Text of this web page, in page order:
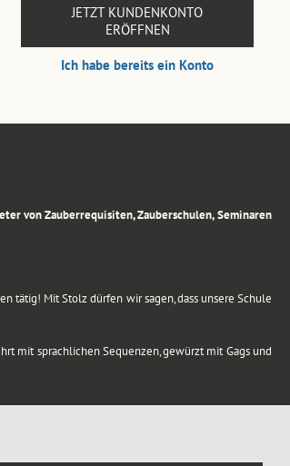
JETZT KUNDENKONTO
ERÖFFNEN
Ich habe bereits ein Konto
von Zauberrequisiten, Zauberschulen, Seminaren
tätig! Mit Stolz dürfen wir sagen, dass unsere Schule
mit sprachlichen Sequenzen, gewürzt mit Gags und